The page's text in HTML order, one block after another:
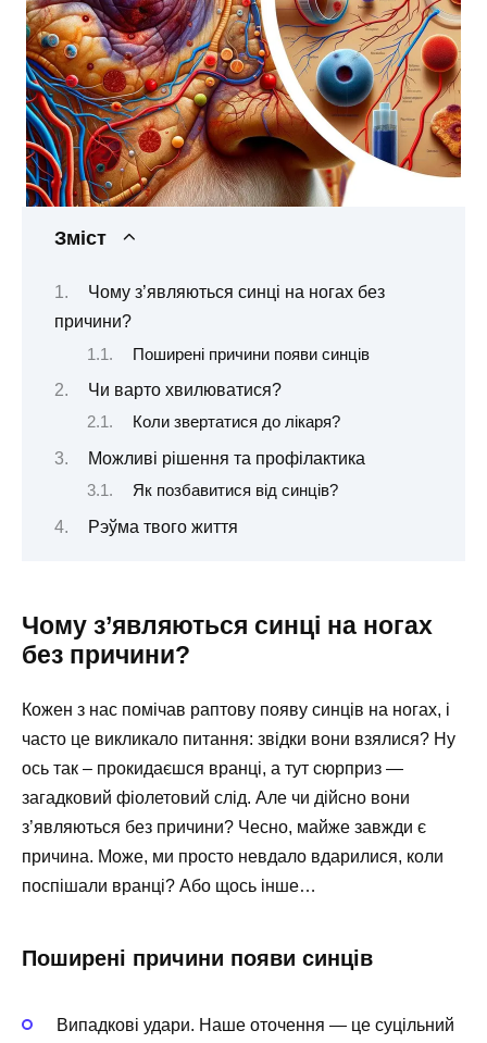
Зміст
Чому з’являються синці на ногах без
причини?
Поширені причини появи синців
Чи варто хвилюватися?
Коли звертатися до лікаря?
Можливі рішення та профілактика
Як позбавитися від синців?
Рэўма твого життя
Чому з’являються синці на ногах
без причини?
Кожен з нас помічав раптову появу синців на ногах, і
часто це викликало питання: звідки вони взялися? Ну
ось так – прокидаєшся вранці, а тут сюрприз —
загадковий фіолетовий слід. Але чи дійсно вони
з’являються без причини? Чесно, майже завжди є
причина. Може, ми просто невдало вдарилися, коли
поспішали вранці? Або щось інше…
Поширені причини появи синців
Випадкові удари. Наше оточення — це суцільний